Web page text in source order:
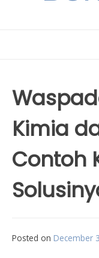
Kimia
Contoh
Posted on December